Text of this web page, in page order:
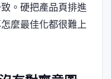
。硬把產品頁排進
麼最佳化都很難上